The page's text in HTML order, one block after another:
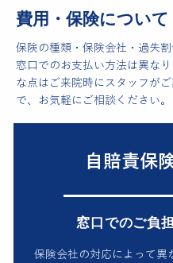
費用・保険について
保険の種類・保険会社・過失割
窓口でのお支払い方法は異なり
な点はご来院時にスタッフが
で、お気軽にご相談ください。
自賠責保
窓口でのご負
保険会社の対応によって異